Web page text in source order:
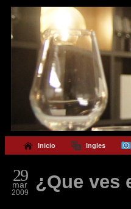
Inicio Ingles
29
mar
2009 ¿Que ves